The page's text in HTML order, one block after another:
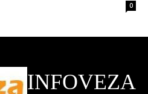
0
INFOVEZA